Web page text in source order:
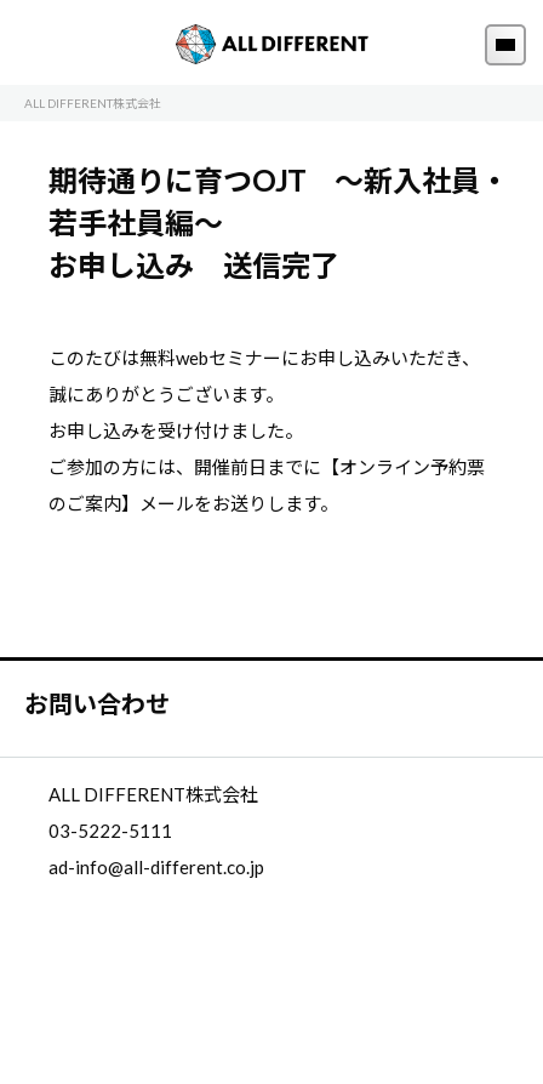
ALL DIFFERENT株式会社
期待通りに育つOJT ～新入社員・
若手社員編～
お申し込み 送信完了
このたびは無料webセミナーにお申し込みいただき、
誠にありがとうございます。
お申し込みを受け付けました。
ご参加の方には、開催前日までに【オンライン予約票
のご案内】メールをお送りします。
お問い合わせ
ALL DIFFERENT株式会社
03-5222-5111
ad-info@all-different.co.jp